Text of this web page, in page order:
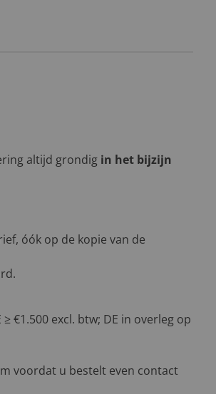
altijd grondig in het bijzijn
óók op de kopie van de
≥ €1.500 excl. btw; DE in overleg op
voordat u bestelt even contact